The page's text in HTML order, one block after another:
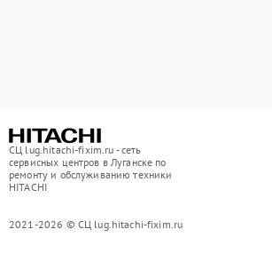
СЦ lug.hitachi-fixim.ru - сеть
сервисных центров в Луганске по
ремонту и обслуживанию техники
HITACHI
2021-2026 © СЦ lug.hitachi-fixim.ru